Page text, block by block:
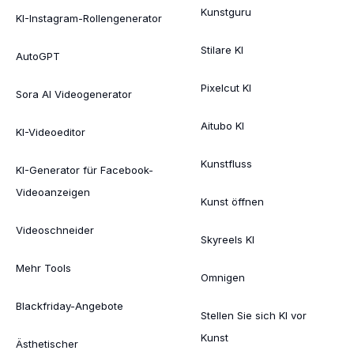
KI-Instagram-Rollengenerator
AutoGPT
Sora AI Videogenerator
KI-Videoeditor
KI-Generator für Facebook-
Videoanzeigen
Videoschneider
Mehr Tools
Blackfriday-Angebote
Ästhetischer
Kunstguru
Stilare KI
Pixelcut KI
Aitubo KI
Kunstfluss
Kunst öffnen
Skyreels KI
Omnigen
Stellen Sie sich KI vor
Kunst